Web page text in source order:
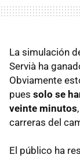
La simulación
Servià ha
Obviamente
pues solo se
veinte minutos
carreras del
El público ha